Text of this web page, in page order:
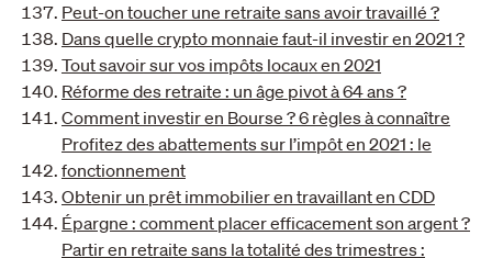
Peut-on toucher une retraite sans avoir travaillé ?
Dans quelle crypto monnaie faut-il investir en 2021 ?
Tout savoir sur vos impôts locaux en 2021
Réforme des retraite : un âge pivot à 64 ans ?
Comment investir en Bourse ? 6 règles à connaître
Profitez des abattements sur l’impôt en 2021 : le
fonctionnement
Obtenir un prêt immobilier en travaillant en CDD
Épargne : comment placer efficacement son argent ?
Partir en retraite sans la totalité des trimestres :